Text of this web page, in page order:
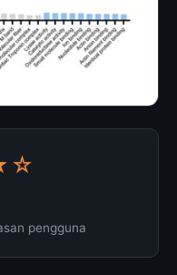
pengguna